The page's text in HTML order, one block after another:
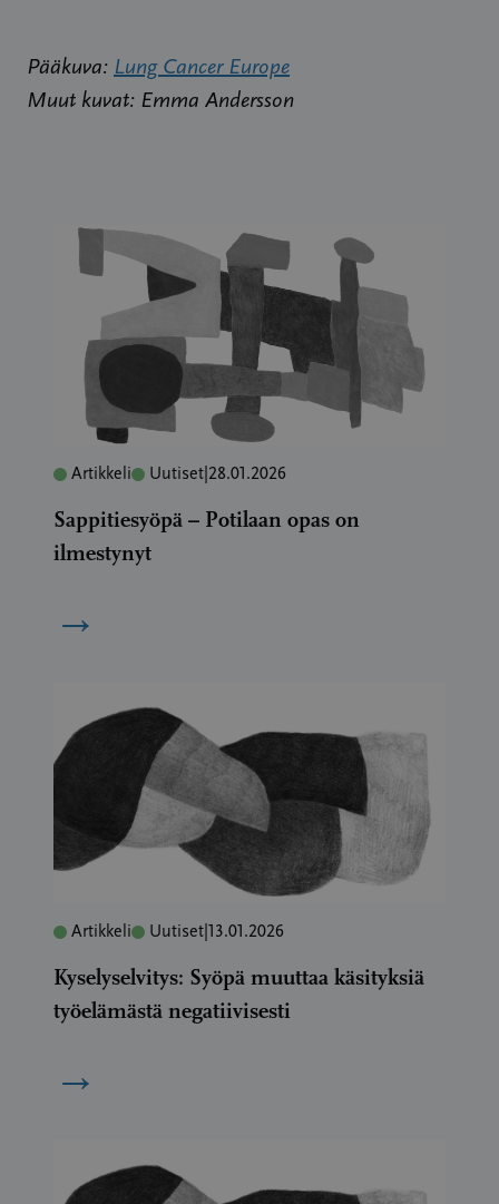
Pääkuva: Lung Cancer Europe
Muut kuvat: Emma Andersson
Artikkeli Uutiset 28.01.2026
Sappitiesyöpä – Potilaan opas on
ilmestynyt
→
Artikkeli Uutiset 13.01.2026
Kyselyselvitys: Syöpä muuttaa käsityksiä
työelämästä negatiivisesti
→